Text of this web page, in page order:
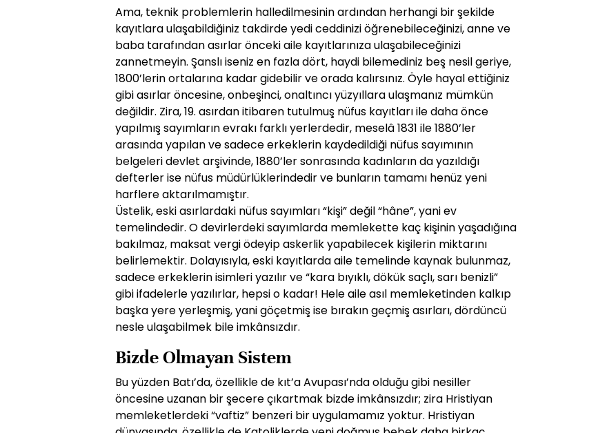
Ama, teknik problemlerin halledilmesinin ardından herhangi bir şekilde
kayıtlara ulaşabildiğiniz takdirde yedi ceddinizi öğrenebileceğinizi, anne ve
baba tarafından asırlar önceki aile kayıtlarınıza ulaşabileceğinizi
zannetmeyin. Şanslı iseniz en fazla dört, haydi bilemediniz beş nesil geriye,
1800’lerin ortalarına kadar gidebilir ve orada kalırsınız. Öyle hayal ettiğiniz
gibi asırlar öncesine, onbeşinci, onaltıncı yüzyıllara ulaşmanız mümkün
değildir. Zira, 19. asırdan itibaren tutulmuş nüfus kayıtları ile daha önce
yapılmış sayımların evrakı farklı yerlerdedir, meselâ 1831 ile 1880’ler
arasında yapılan ve sadece erkeklerin kaydedildiği nüfus sayımının
belgeleri devlet arşivinde, 1880’ler sonrasında kadınların da yazıldığı
defterler ise nüfus müdürlüklerindedir ve bunların tamamı henüz yeni
harflere aktarılmamıştır.
Üstelik, eski asırlardaki nüfus sayımları “kişi” değil “hâne”, yani ev
temelindedir. O devirlerdeki sayımlarda memlekette kaç kişinin yaşadığına
bakılmaz, maksat vergi ödeyip askerlik yapabilecek kişilerin miktarını
belirlemektir. Dolayısıyla, eski kayıtlarda aile temelinde kaynak bulunmaz,
sadece erkeklerin isimleri yazılır ve “kara bıyıklı, dökük saçlı, sarı benizli”
gibi ifadelerle yazılırlar, hepsi o kadar! Hele aile asıl memleketinden kalkıp
başka yere yerleşmiş, yani göçetmiş ise bırakın geçmiş asırları, dördüncü
nesle ulaşabilmek bile imkânsızdır.
Bizde Olmayan Sistem
Bu yüzden Batı’da, özellikle de kıt’a Avupası’nda olduğu gibi nesiller
öncesine uzanan bir şecere çıkartmak bizde imkânsızdır; zira Hristiyan
memleketlerdeki “vaftiz” benzeri bir uygulamamız yoktur. Hristiyan